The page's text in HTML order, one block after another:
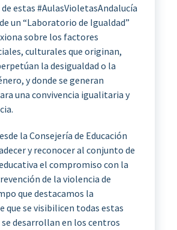
estas #AulasVioletasAndalucía
un “Laboratorio de Igualdad”
sobre los factores
culturales que originan,
la desigualdad o la
y donde se generan
una convivencia igualitaria y
la Consejería de Educación
y reconocer al conjunto de
el compromiso con la
de la violencia de
que destacamos la
que se visibilicen todas estas
desarrollan en los centros